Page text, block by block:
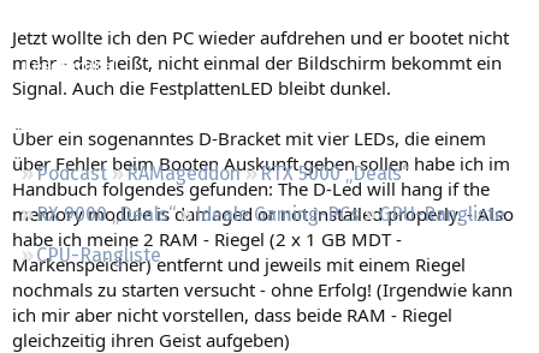
Leserartikel
Podcast RAMageddon
RTX 5000 „Deals“
RX 9000 „Deals“
Ideale Gaming-PCs
GPU-Rangliste
CPU-Rangliste
Jetzt wollte ich den PC wieder aufdrehen und er bootet nicht
mehr - das heißt, nicht einmal der Bildschirm bekommt ein
Signal. Auch die FestplattenLED bleibt dunkel.
Über ein sogenanntes D-Bracket mit vier LEDs, die einem
über Fehler beim Booten Auskunft geben sollen habe ich im
Handbuch folgendes gefunden: The D-Led will hang if the
memory module is damaged or not installed properly. - Also
habe ich meine 2 RAM - Riegel (2 x 1 GB MDT -
Markenspeicher) entfernt und jeweils mit einem Riegel
nochmals zu starten versucht - ohne Erfolg! (Irgendwie kann
ich mir aber nicht vorstellen, dass beide RAM - Riegel
gleichzeitig ihren Geist aufgeben)